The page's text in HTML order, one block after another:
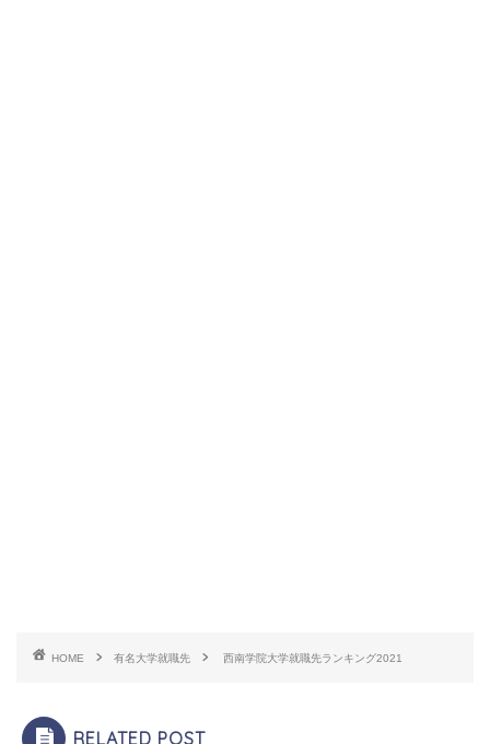
HOME 有名大学就職先 西南学院大学就職先ランキング2021
RELATED POST